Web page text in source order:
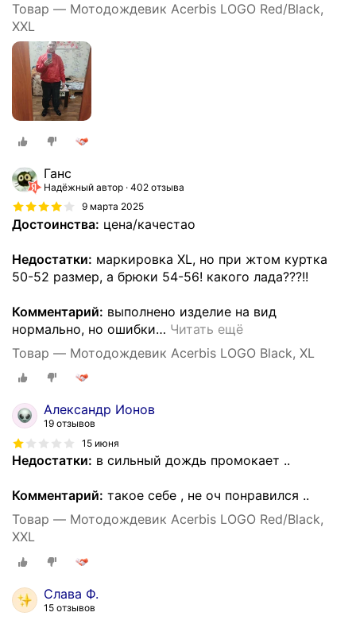
Товар — Мотодождевик Acerbis LOGO Red/Black,
XXL
Ганс
Надёжный автор 402 отзыва
9 марта 2025
Достоинства: цена/качестао
Недостатки: маркировка XL, но при жтом куртка
50-52 размер, а брюки 54-56! какого лада???!!
Комментарий: выполнено изделие на вид
нормально, но ошибки… Читать ещё
Товар — Мотодождевик Acerbis LOGO Black, XL
Александр Ионов
19 отзывов
15 июня
Недостатки: в сильный дождь промокает ..
Комментарий: такое себе , не оч понравился ..
Товар — Мотодождевик Acerbis LOGO Red/Black,
XXL
Слава Ф.
15 отзывов